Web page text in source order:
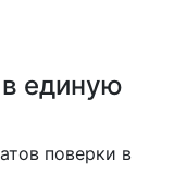
единую
поверки в